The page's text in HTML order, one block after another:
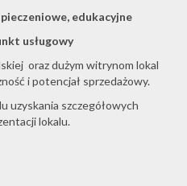
edukacyjne
usługowy
oraz dużym witrynom lokal
i potencjał sprzedażowy.
uzyskania szczegółowych
lokalu.